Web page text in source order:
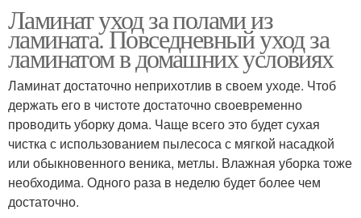
Ламинат уход за полами из
ламината. Повседневный уход за
ламинатом в домашних условиях
Ламинат достаточно неприхотлив в своем уходе. Чтоб
держать его в чистоте достаточно своевременно
проводить уборку дома. Чаще всего это будет сухая
чистка с использованием пылесоса с мягкой насадкой
или обыкновенного веника, метлы. Влажная уборка тоже
необходима. Одного раза в неделю будет более чем
достаточно.